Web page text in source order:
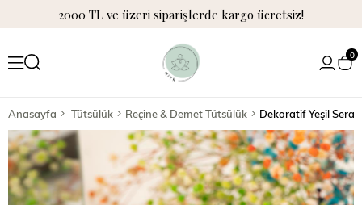
2000 TL ve üzeri siparişlerde kargo ücretsiz!
0
Anasayfa Tütsülük Reçine & Demet Tütsülük Dekoratif Yeşil